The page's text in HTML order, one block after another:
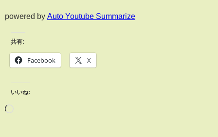
powered by Auto Youtube Summarize
共有:
Facebook X
いいね: